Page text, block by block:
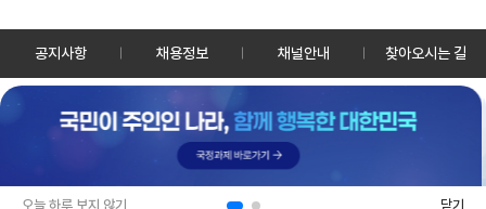
오늘 하루 보지 않기 닫기
공지사항 채용정보 채널안내 찾아오시는 길
30128 세종특별자치시 정부2청사로 13 한국정책방송원 KTV
TEL: 044-204-8000
Copyrightⓒ KTV 국민방송 All Rights Reserved.